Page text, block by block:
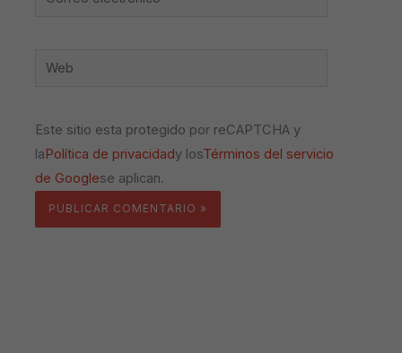
Web
Este sitio esta protegido por reCAPTCHA y
la Política de privacidady losTérminos del servicio
de Googlese aplican.